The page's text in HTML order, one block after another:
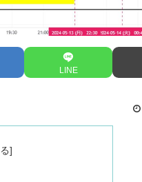
LINE